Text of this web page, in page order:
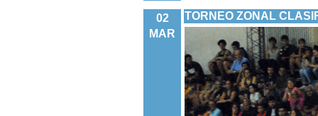
02
MAR
TORNEO ZONAL